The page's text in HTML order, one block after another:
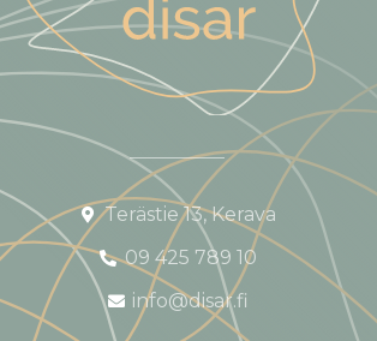
Terästie 13, Kerava
09 425 789 10
info@disar.fi